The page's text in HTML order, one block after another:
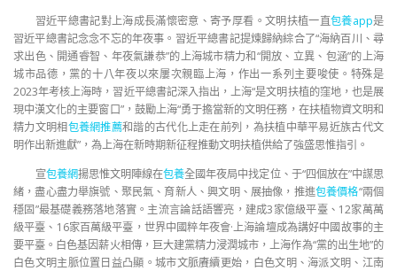
習近平總書記對上海成長滿懷密意、寄予厚看。文明扶植一直包養app是
習近平總書記念念不忘的年夜事。習近平總書記提煉歸納綜合了“海納百川、尋
求出色、開通睿智、年夜氣謙恭”的上海城市精力和“開放、立異、包涵”的上海
城市品德，黨的十八年夜以來屢次親臨上海，作出一系列主要唆使。特殊是
2023年考核上海時，習近平總書記深入指出，上海“是文明扶植的窪地，也是展
現中漢文化的主要窗口”，鼓勵上海“勇于擔當新的文明任務，在扶植物資文明和
精力文明相包養網推薦和諧的古代化上走在前列，為扶植中華平易近族古代文
明作出新進獻”，為上海在新時期新征程推動文明扶植供給了強盛思惟指引。
宣包養網揚思惟文明陣線在包養全國年夜局中找定位、于“四個放在”中謀思
緒，盡心盡力舉旗號、聚民氣、育新人、興文明、展抽像，推進包養價格“兩個
穩固”最基礎義務落地落實。主流言論話語響亮，建成3家億級平臺、12家萬萬
級平臺、16家百萬級平臺，世界中國粹年夜會·上海論壇成為講好中國故事的主
要平臺。白色基因薪火相傳，巨大建黨精力浸潤城市，上海作為“黨的出生地”的
白色文明主脈位置日益凸顯。城市文脈賡續更始，白色文明、海派文明、江南